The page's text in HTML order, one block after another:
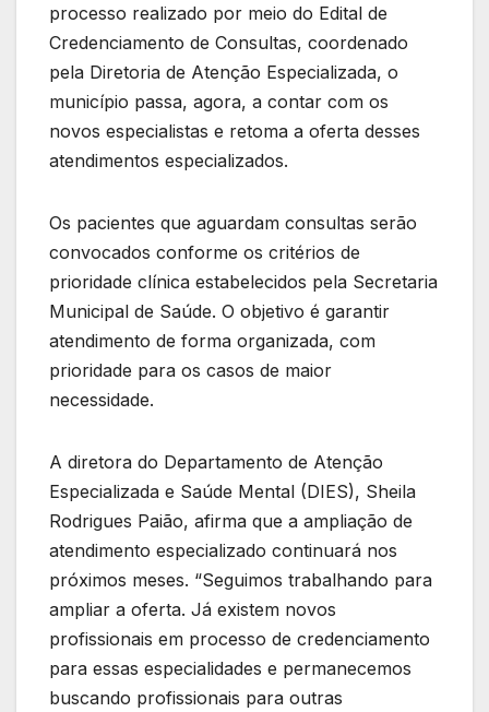
processo realizado por meio do Edital de
Credenciamento de Consultas, coordenado
pela Diretoria de Atenção Especializada, o
município passa, agora, a contar com os
novos especialistas e retoma a oferta desses
atendimentos especializados.
Os pacientes que aguardam consultas serão
convocados conforme os critérios de
prioridade clínica estabelecidos pela Secretaria
Municipal de Saúde. O objetivo é garantir
atendimento de forma organizada, com
prioridade para os casos de maior
necessidade.
A diretora do Departamento de Atenção
Especializada e Saúde Mental (DIES), Sheila
Rodrigues Paião, afirma que a ampliação de
atendimento especializado continuará nos
próximos meses. “Seguimos trabalhando para
ampliar a oferta. Já existem novos
profissionais em processo de credenciamento
para essas especialidades e permanecemos
buscando profissionais para outras